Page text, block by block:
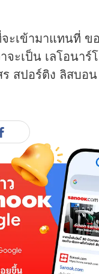
ะเข้ามาแทนที่ ข
จะเป็น เลโอนาร์
สปอร์ติง ลิสบอ